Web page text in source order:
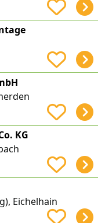
KG
Eichelhain